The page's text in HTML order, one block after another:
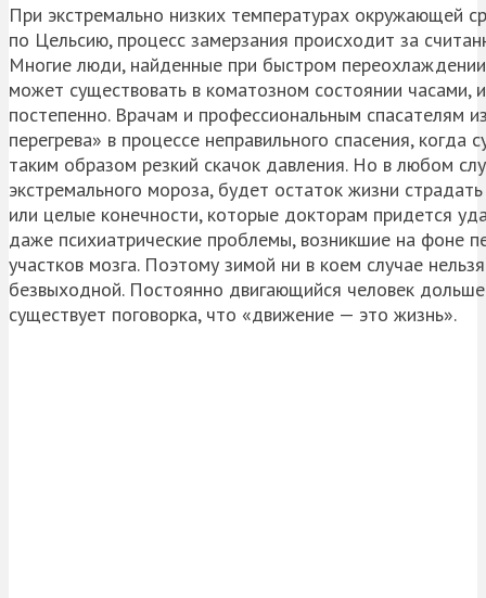
При экстремально низких температурах окружающей
по Цельсию, процесс замерзания происходит за
Многие люди, найденные при быстром
может существовать в коматозном состоянии часами,
постепенно. Врачам и профессиональным спасателям
перегрева» в процессе неправильного спасения,
таким образом резкий скачок давления. Но в любом
экстремального мороза, будет остаток жизни
или целые конечности, которые докторам придется
даже психиатрические проблемы, возникшие на фоне
участков мозга. Поэтому зимой ни в коем случае
безвыходной. Постоянно двигающийся человек
существует поговорка, что «движение — это жизнь».